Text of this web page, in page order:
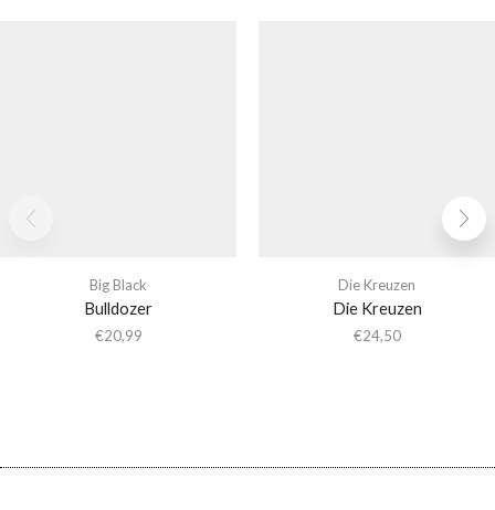
Big Black
Bulldozer
€20,99
Die Kreuzen
Die Kreuzen
€24,50